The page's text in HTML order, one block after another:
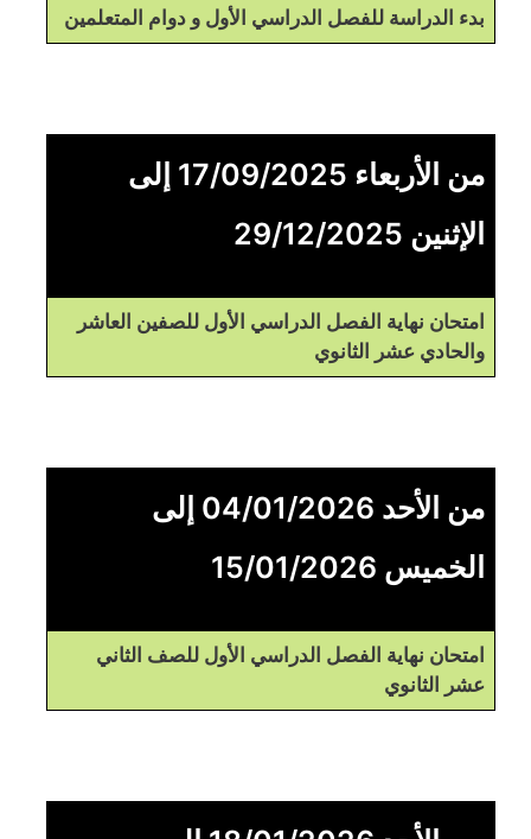
بدء الدراسة للفصل الدراسي الأول و دوام المتعلمين
من الأربعاء 17/09/2025 إلى
الإثنين 29/12/2025
امتحان نهاية الفصل الدراسي الأول للصفين العاشر
والحادي عشر الثانوي
من الأحد 04/01/2026 إلى
الخميس 15/01/2026
امتحان نهاية الفصل الدراسي الأول للصف الثاني
عشر الثانوي